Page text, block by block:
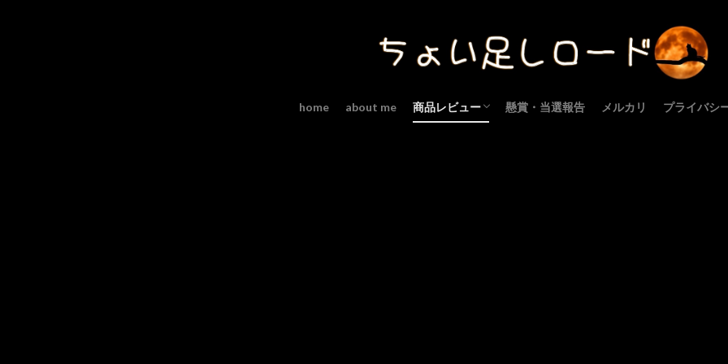
home about me 商品レビュー 懸賞・当選報告 メルカリ プライバシ